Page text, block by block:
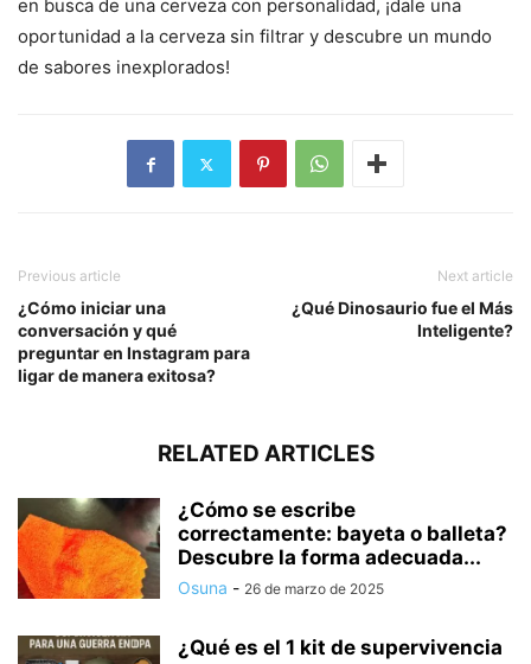
en busca de una cerveza con personalidad, ¡dale una
oportunidad a la cerveza sin filtrar y descubre un mundo
de sabores inexplorados!
Previous article
¿Cómo iniciar una
conversación y qué
preguntar en Instagram para
ligar de manera exitosa?
Next article
¿Qué Dinosaurio fue el Más
Inteligente?
RELATED ARTICLES
¿Cómo se escribe
correctamente: bayeta o balleta?
Descubre la forma adecuada...
Osuna - 26 de marzo de 2025
¿Qué es el 1 kit de supervivencia